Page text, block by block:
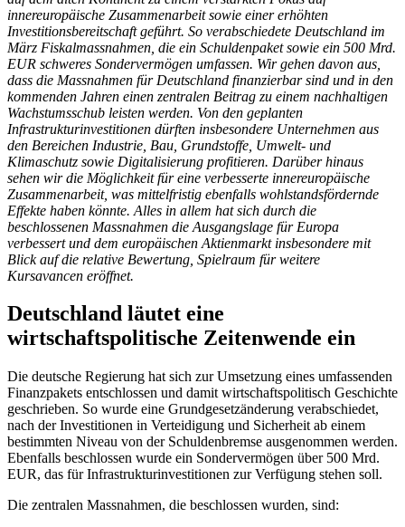
innereuropäische Zusammenarbeit sowie einer erhöhten
Investitionsbereitschaft geführt. So verabschiedete Deutschland im
März Fiskalmassnahmen, die ein Schuldenpaket sowie ein 500 Mrd.
EUR schweres Sondervermögen umfassen. Wir gehen davon aus,
dass die Massnahmen für Deutschland finanzierbar sind und in den
kommenden Jahren einen zentralen Beitrag zu einem nachhaltigen
Wachstumsschub leisten werden. Von den geplanten
Infrastrukturinvestitionen dürften insbesondere Unternehmen aus
den Bereichen Industrie, Bau, Grundstoffe, Umwelt- und
Klimaschutz sowie Digitalisierung profitieren. Darüber hinaus
sehen wir die Möglichkeit für eine verbesserte innereuropäische
Zusammenarbeit, was mittelfristig ebenfalls wohlstandsfördernde
Effekte haben könnte. Alles in allem hat sich durch die
beschlossenen Massnahmen die Ausgangslage für Europa
verbessert und dem europäischen Aktienmarkt insbesondere mit
Blick auf die relative Bewertung, Spielraum für weitere
Kursavancen eröffnet.
Deutschland läutet eine
wirtschaftspolitische Zeitenwende ein
Die deutsche Regierung hat sich zur Umsetzung eines umfassenden
Finanzpakets entschlossen und damit wirtschaftspolitisch Geschichte
geschrieben. So wurde eine Grundgesetzänderung verabschiedet,
nach der Investitionen in Verteidigung und Sicherheit ab einem
bestimmten Niveau von der Schuldenbremse ausgenommen werden.
Ebenfalls beschlossen wurde ein Sondervermögen über 500 Mrd.
EUR, das für Infrastrukturinvestitionen zur Verfügung stehen soll.
Die zentralen Massnahmen, die beschlossen wurden, sind: